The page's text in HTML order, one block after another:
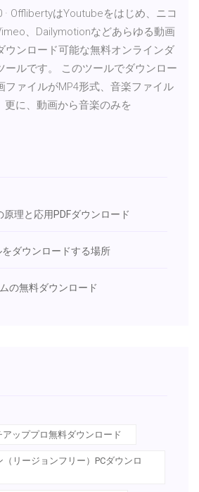
· OfflibertyはYoutubeをはじめ、ニコ
、Dailymotionなどあらゆる動画
ウンロード可能な無料オンラインダ
ールです。 このツールでダウンロー
ファイルがMP4形式、音楽ファイル
更に、動画から音楽のみを
理と応用PDFダウンロード
ダウンロードする場所
の無料ダウンロード
ッププロ無料ダウンロード
リージョンフリー）PCダウンロ